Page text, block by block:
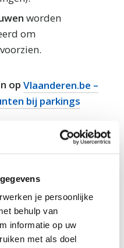
je persoonlijke
behulp van
informatie op uw
met als doel
worden
om
op Vlaanderen.be –
bij parkings
De federale